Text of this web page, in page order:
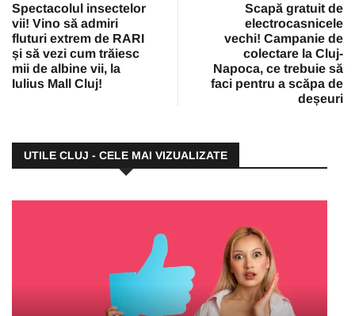
Spectacolul insectelor
vii! Vino să admiri
fluturi extrem de RARI
și să vezi cum trăiesc
mii de albine vii, la
Iulius Mall Cluj!
Scapă gratuit de
electrocasnicele
vechi! Campanie de
colectare la Cluj-
Napoca, ce trebuie să
faci pentru a scăpa de
deșeuri
UTILE CLUJ - CELE MAI VIZUALIZATE